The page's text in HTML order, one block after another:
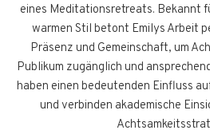
eines Meditationsretreats. Bekannt
warmen Stil betont Emilys Arbeit
Präsenz und Gemeinschaft, um
Publikum zugänglich und
haben einen bedeutenden Einfluss
und verbinden akademische